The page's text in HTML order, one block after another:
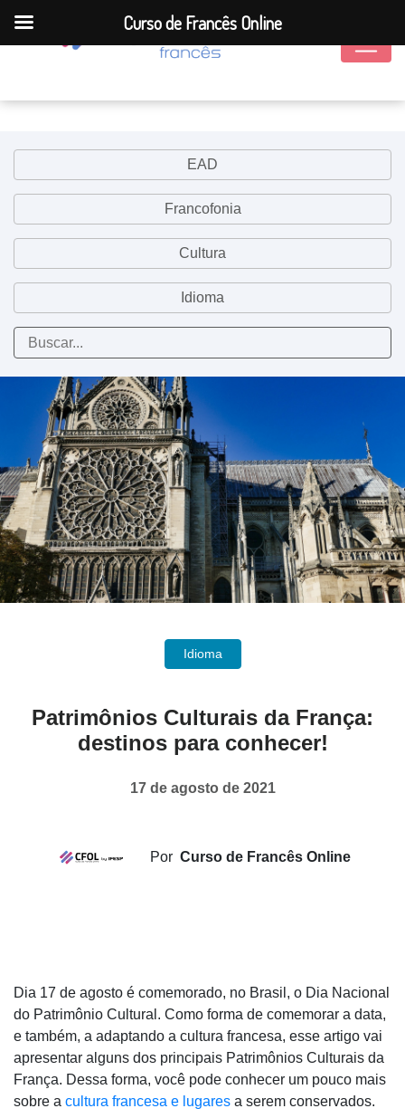
EAD
Francofonia
Cultura
Idioma
Idioma
Patrimônios Culturais da França:
destinos para conhecer!
17 de agosto de 2021
Por Curso de Francês Online
Dia 17 de agosto é comemorado, no Brasil, o Dia Nacional
do Patrimônio Cultural. Como forma de comemorar a data,
e também, a adaptando a cultura francesa, esse artigo vai
apresentar alguns dos principais Patrimônios Culturais da
França. Dessa forma, você pode conhecer um pouco mais
sobre a cultura francesa e lugares a serem conservados.
Curso de Francês Online